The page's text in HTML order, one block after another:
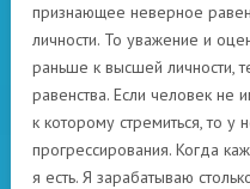
признающее неверное
личности. То уважение и
раньше к высшей личности,
равенства. Если человек
к которому стремиться, то у
прогрессирования. Когда
я есть. Я зарабатываю